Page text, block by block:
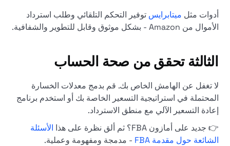
أدوات مثل ميتابرايس توفير التحكم التلقائي وطلب استرداد
الأموال من Amazon - بشكل موثوق وقابل للتطوير والشفافية.
الثالثةتحقق من صحة الحساب
لا تغفل عن الهامش الخاص بك. قم بدمج معدلات الخسارة
المحتملة في استراتيجية التسعير الخاصة بك أو استخدم برنامج
إعادة التسعير الآلي مع منطق الاسترداد.
👉 جديد على أمازون FBA؟ ثم ألق نظرة على هذا
الأسئلة
الشائعة حول مقدمة FBA
- مدمجة ومفهومة وعملية.